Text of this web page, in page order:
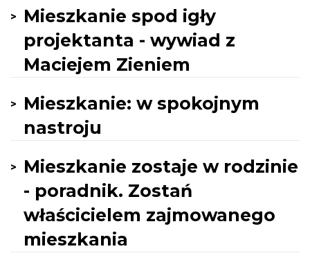
Mieszkanie spod igły
projektanta - wywiad z
Maciejem Zieniem
Mieszkanie: w spokojnym
nastroju
Mieszkanie zostaje w rodzinie
- poradnik. Zostań
właścicielem zajmowanego
mieszkania